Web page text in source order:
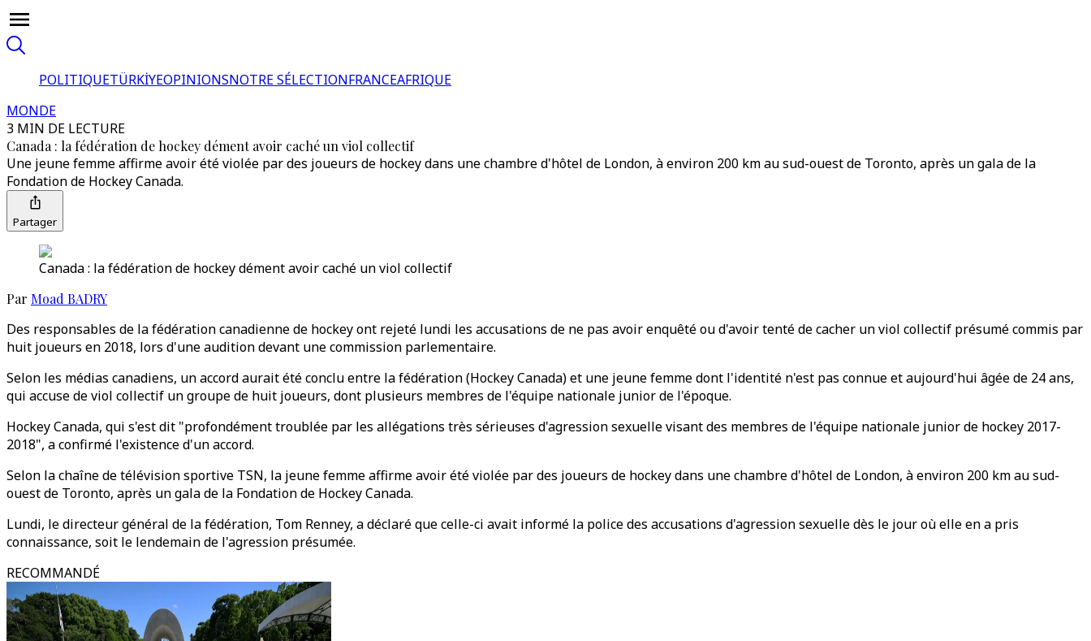
POLITIQUETÜRKİYEOPINIONSNOTRE SÉLECTIONFRANCEAFRIQUE
MONDE
3 MIN DE LECTURE
Canada : la fédération de hockey dément avoir caché un viol collectif
Une jeune femme affirme avoir été violée par des joueurs de hockey dans une chambre d'hôtel de London, à environ 200 km au sud-ouest de Toronto, après un gala de la
Fondation de Hockey Canada.
Partager
Canada : la fédération de hockey dément avoir caché un viol collectif
Par Moad BADRY
Des responsables de la fédération canadienne de hockey ont rejeté lundi les accusations de ne pas avoir enquêté ou d'avoir tenté de cacher un viol collectif présumé commis par
huit joueurs en 2018, lors d'une audition devant une commission parlementaire.
Selon les médias canadiens, un accord aurait été conclu entre la fédération (Hockey Canada) et une jeune femme dont l'identité n'est pas connue et aujourd'hui âgée de 24 ans,
qui accuse de viol collectif un groupe de huit joueurs, dont plusieurs membres de l'équipe nationale junior de l'époque.
Hockey Canada, qui s'est dit "profondément troublée par les allégations très sérieuses d'agression sexuelle visant des membres de l'équipe nationale junior de hockey 2017-
2018", a confirmé l'existence d'un accord.
Selon la chaîne de télévision sportive TSN, la jeune femme affirme avoir été violée par des joueurs de hockey dans une chambre d'hôtel de London, à environ 200 km au sud-
ouest de Toronto, après un gala de la Fondation de Hockey Canada.
Lundi, le directeur général de la fédération, Tom Renney, a déclaré que celle-ci avait informé la police des accusations d'agression sexuelle dès le jour où elle en a pris
connaissance, soit le lendemain de l'agression présumée.
RECOMMANDÉ